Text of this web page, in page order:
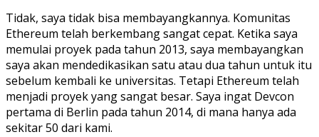
Tidak, saya tidak bisa membayangkannya. Komunitas
Ethereum telah berkembang sangat cepat. Ketika saya
memulai proyek pada tahun 2013, saya membayangkan
saya akan mendedikasikan satu atau dua tahun untuk itu
sebelum kembali ke universitas. Tetapi Ethereum telah
menjadi proyek yang sangat besar. Saya ingat Devcon
pertama di Berlin pada tahun 2014, di mana hanya ada
sekitar 50 dari kami.